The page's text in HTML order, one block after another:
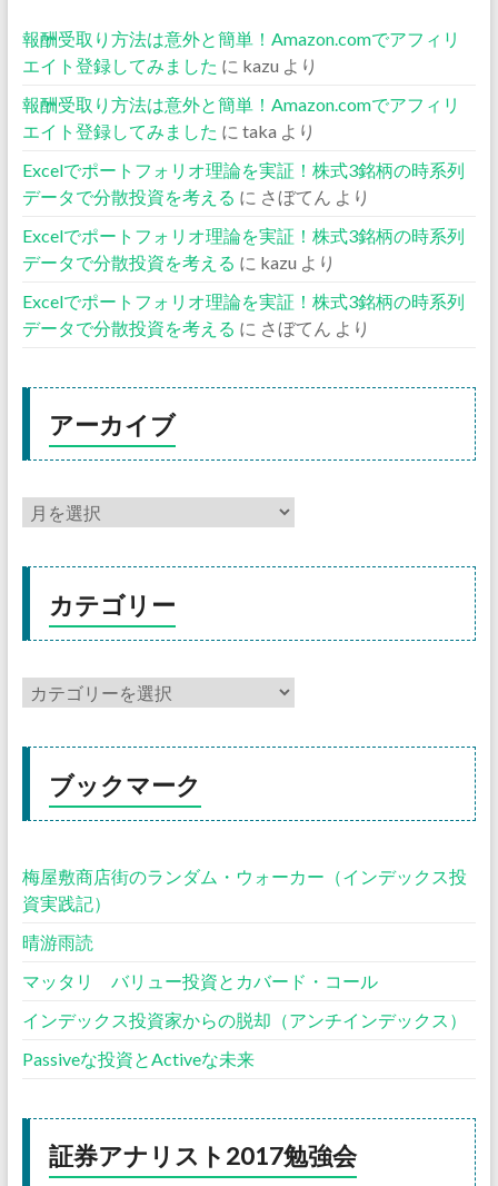
報酬受取り方法は意外と簡単！Amazon.comでアフィリ
エイト登録してみました に kazu より
報酬受取り方法は意外と簡単！Amazon.comでアフィリ
エイト登録してみました に taka より
Excelでポートフォリオ理論を実証！株式3銘柄の時系列
データで分散投資を考える に さぼてん より
Excelでポートフォリオ理論を実証！株式3銘柄の時系列
データで分散投資を考える に kazu より
Excelでポートフォリオ理論を実証！株式3銘柄の時系列
データで分散投資を考える に さぼてん より
アーカイブ
カテゴリー
ブックマーク
梅屋敷商店街のランダム・ウォーカー（インデックス投
資実践記）
晴游雨読
マッタリ バリュー投資とカバード・コール
インデックス投資家からの脱却（アンチインデックス）
Passiveな投資とActiveな未来
証券アナリスト2017勉強会